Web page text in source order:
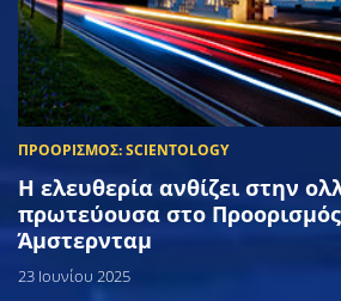
Η ελευθερία ανθίζει στην
πρωτεύουσα στο
Άμστερνταμ
23 Ιουνίου 2025